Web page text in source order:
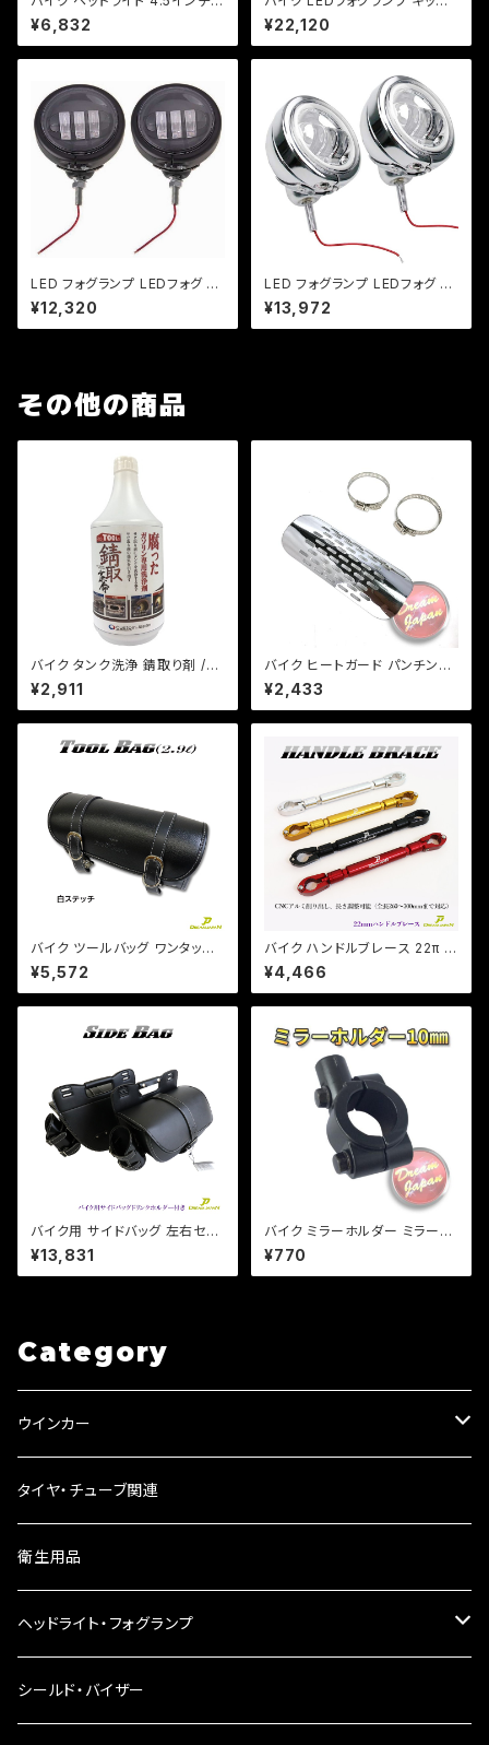
ベーツライト H4バルブ カスタム
ライト 【ブラック・シルバー】 / ア
メリカン/ DS / スティード / バル
¥6,832
4.5インチ 30W/ 汎用タイプ /
アメリカンカスタム /検索ドラッ
グスター/バルカン/スティード/マ
¥22,120
LED フォグランプ LEDフォグ 汎
用 ハーレー風 補助ライト 4.5イ
ンチ DC 12V/24V 30W【ブラッ
ク】 ２個セット
¥12,320
LED フォグランプ LEDフォグ 汎
用 ハーレー風 補助ライト 4.5イ
ンチ DC 12V/24V 30W【イカリ
ング付き】【シルバー】 ２個セット
¥13,972
その他の商品
バイク タンク洗浄 錆取り剤 /錆
取革命シリーズ 腐ったガソリン
の洗浄剤
¥2,911
バイク ヒートガード パンチング
【シルバー・ブラック】 マフラーガ
ード バンド取り付けサイズ40〜
65mm/a317 【クリックポス
¥2,433
バイク ツールバッグ ワンタッチ
型 黒 ブラック 内ポケット付き
簡単取り付け 【白ステッチ】 アメ
リカン 小物入れ 工具入 / マグ
¥5,572
バイク ハンドルブレース 22π 長
さ調整、アクセサリー装着可能/
全長260mm-300mm / モン
キー / エイプ / CB / XJR /【Dr
¥4,466
バイク用 サイドバッグ 左右セッ
ト ドリンクホルダー レインカバ
ー付き /ドラッグスター/スポーツ
スター/ビラーゴ/マグナ
¥13,831
バイク ミラーホルダー ミラーク
ランプ マウント 10mm正ネジ
用/22.2mmハンドル/ブラック/
エストレア/SR/ 【クリックポス
¥770
Category
ウインカー
ウインカーリレー
ウインカーレンズ
LEDウインカー
電球型ウインカー
タイヤ・チューブ関連
衛生用品
ヘッドライト・フォグランプ
ヘッドライト
シールド・バイザー